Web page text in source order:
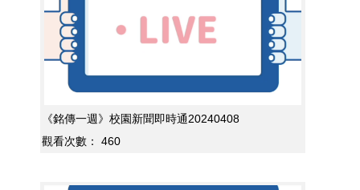
《銘傳一週》校園新聞即時通20240408
觀看次數：
460